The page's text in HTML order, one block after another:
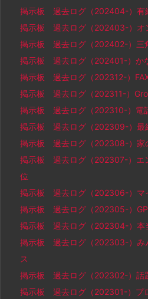
掲示板 過去ログ（202404-）有
掲示板 過去ログ（202403-）オ
掲示板 過去ログ（202402-）三
掲示板 過去ログ（202401-）か
掲示板 過去ログ（202312-）
掲示板 過去ログ（202311-）
掲示板 過去ログ（202310-）電
掲示板 過去ログ（202309-）最
掲示板 過去ログ（202308-）家
掲示板 過去ログ（202307-）エ
位
掲示板 過去ログ（202306-）マ
掲示板 過去ログ（202305-）
掲示板 過去ログ（202304-）本
掲示板 過去ログ（202303-）み
ス
掲示板 過去ログ（202302-）話
掲示板 過去ログ（202301-）プ